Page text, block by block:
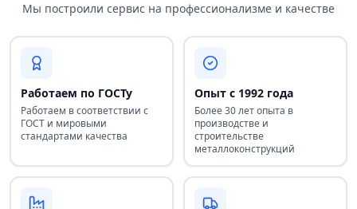
Мы построили сервис на профессионализме и качестве
Работаем по ГОСТу
Работаем в соответствии с
ГОСТ и мировыми
стандартами качества
Опыт с 1992 года
Более 30 лет опыта в
производстве и
строительстве
металлоконструкций